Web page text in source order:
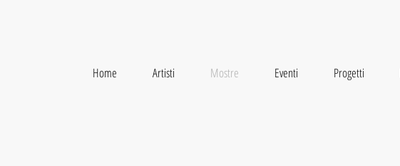
Home Artisti Mostre Eventi Progetti